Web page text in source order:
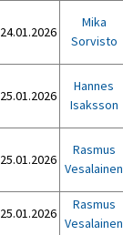
24.01.2026
Mika
Sorvisto
25.01.2026
Hannes
Isaksson
25.01.2026
Rasmus
Vesalainen
25.01.2026
Rasmus
Vesalainen